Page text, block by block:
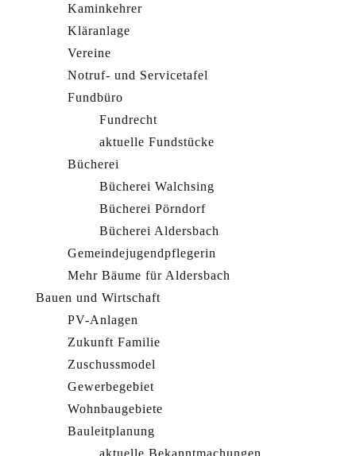
Kaminkehrer
Kläranlage
Vereine
Notruf- und Servicetafel
Fundbüro
Fundrecht
aktuelle Fundstücke
Bücherei
Bücherei Walchsing
Bücherei Pörndorf
Bücherei Aldersbach
Gemeindejugendpflegerin
Mehr Bäume für Aldersbach
Bauen und Wirtschaft
PV-Anlagen
Zukunft Familie
Zuschussmodel
Gewerbegebiet
Wohnbaugebiete
Bauleitplanung
aktuelle Bekanntmachungen